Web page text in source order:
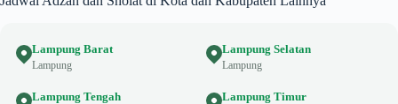
Lampung Barat
Lampung
Lampung Selatan
Lampung
Lampung Tengah Lampung Timur